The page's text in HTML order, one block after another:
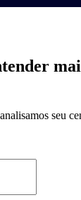
seu